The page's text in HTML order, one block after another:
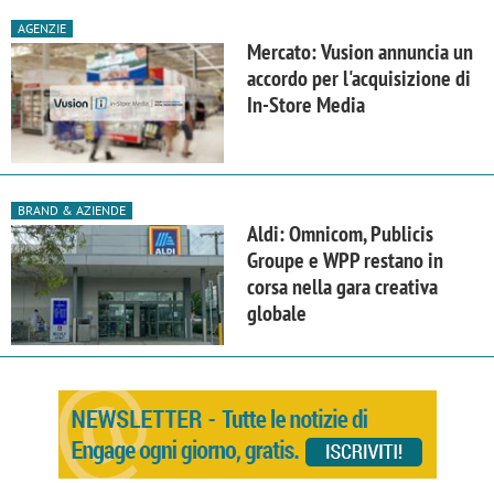
AGENZIE
Mercato: Vusion annuncia un
accordo per l'acquisizione di
In-Store Media
BRAND & AZIENDE
Aldi: Omnicom, Publicis
Groupe e WPP restano in
corsa nella gara creativa
globale